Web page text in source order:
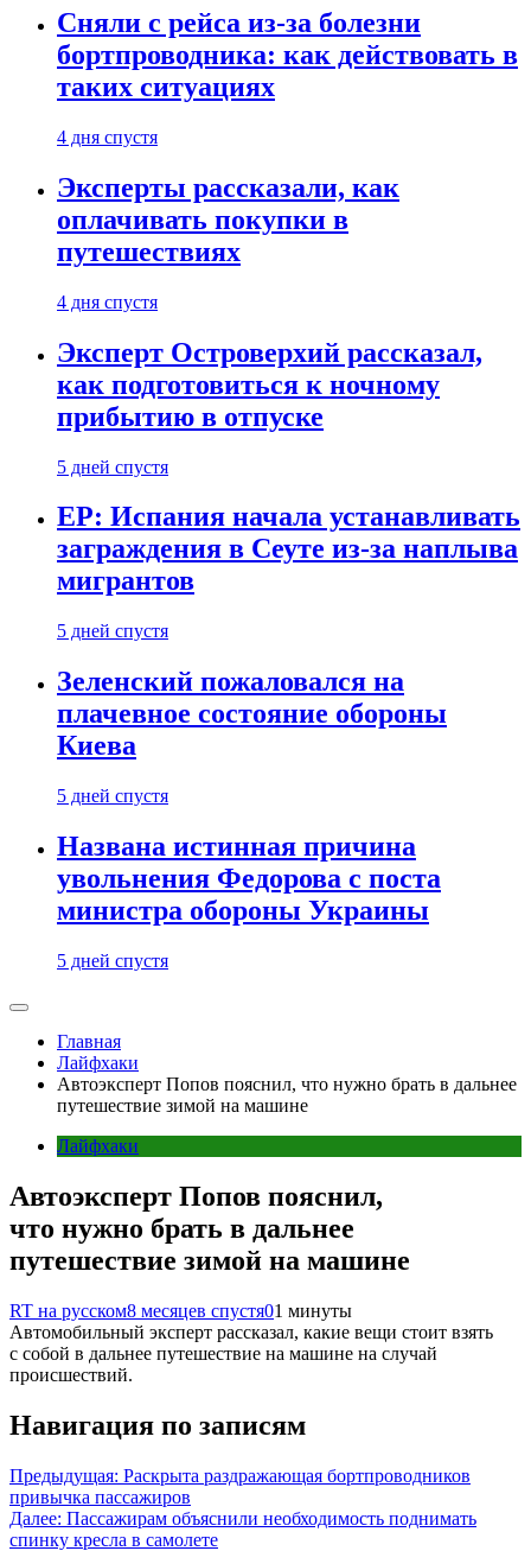
Сняли с рейса из-за болезни
бортпроводника: как действовать в
таких ситуациях
4 дня спустя
Эксперты рассказали, как
оплачивать покупки в
путешествиях
4 дня спустя
Эксперт Островерхий рассказал,
как подготовиться к ночному
прибытию в отпуске
5 дней спустя
EP: Испания начала устанавливать
заграждения в Сеуте из-за наплыва
мигрантов
5 дней спустя
Зеленский пожаловался на
плачевное состояние обороны
Киева
5 дней спустя
Названа истинная причина
увольнения Федорова с поста
министра обороны Украины
5 дней спустя
Главная
Лайфхаки
Автоэксперт Попов пояснил, что нужно брать в дальнее
путешествие зимой на машине
Лайфхаки
Автоэксперт Попов пояснил,
что нужно брать в дальнее
путешествие зимой на машине
RT на русском8 месяцев спустя01 минуты
Автомобильный эксперт рассказал, какие вещи стоит взять
с собой в дальнее путешествие на машине на случай
происшествий.
Навигация по записям
Предыдущая: Раскрыта раздражающая бортпроводников
привычка пассажиров
Далее: Пассажирам объяснили необходимость поднимать
спинку кресла в самолете